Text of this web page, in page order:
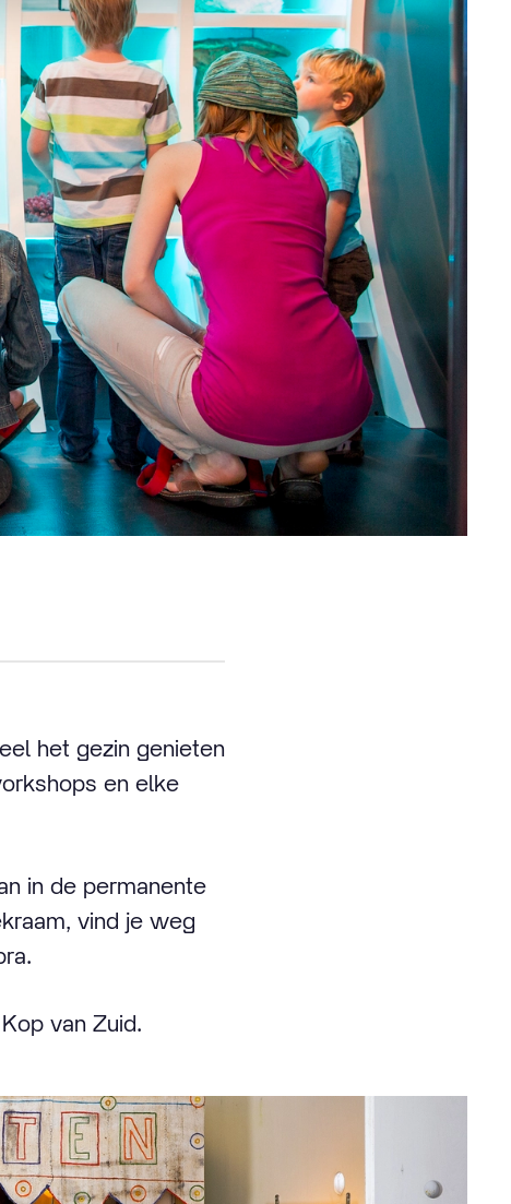
het gezin genieten
en elke
in de permanente
vind je weg
van Zuid.